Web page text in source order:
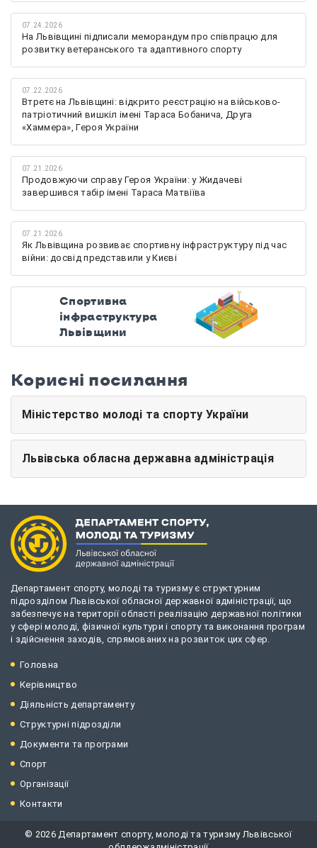
07.24.2026
На Львівщині підписали меморандум про співпрацю для
розвитку ветеранського та адаптивного спорту
07.22.2026
Втретє на Львівщині: відкрито реєстрацію на військово-
патріотичний вишкіл імені Тараса Бобанича, Друга
«Хаммера», Героя України
07.21.2026
Продовжуючи справу Героя України: у Жидачеві
завершився табір імені Тараса Матвіїва
07.21.2026
Як Львівщина розвиває спортивну інфраструктуру під час
війни: досвід представили у Києві
Спортивна
інфраструктура
Львівщини
Корисні посилання
Міністерство молоді та спорту України
Львівська обласна державна адміністрація
Департамент спорту, молоді та туризму є структурним
підрозділом Львівської обласної державної адміністрації, що
забезпечує на території області реалізацію державної політики
у сфері молоді, фізичної культури і спорту та виконання програм
і здійснення заходів, спрямованих на розвиток цих сфер.
Головна
Керівництво
Діяльність департаменту
Структурні підрозділи
Документи та програми
Спорт
Організації
Контакти
© 2026 Департамент спорту, молоді та туризму Львівської